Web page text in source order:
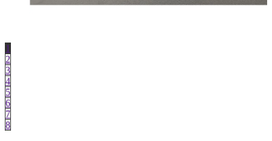
1
2
3
4
5
6
7
8